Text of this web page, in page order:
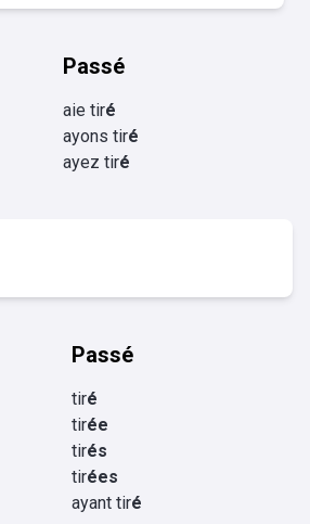
Passé
aie tiré
ayons tiré
ayez tiré
Passé
tiré
tirée
tirés
tirées
ayant tiré